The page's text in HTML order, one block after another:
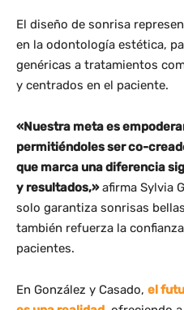
El diseño de sonrisa
en la odontología estética,
genéricas a tratamientos
y centrados en el paciente.
«Nuestra meta es
permitiéndoles ser co-
que marca una diferencia
y resultados,»afirma Sylvia
solo garantiza sonrisas
también refuerza la
pacientes.
En González y Casado, el